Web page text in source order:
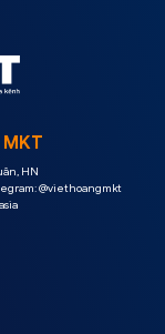
HN
@viethoangmkt